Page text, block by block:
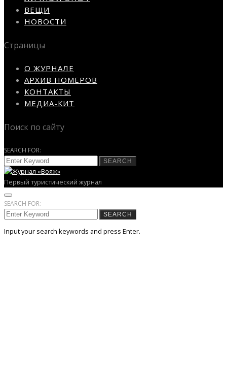
ВЕЩИ
НОВОСТИ
Страницы
О ЖУРНАЛЕ
АРХИВ НОМЕРОВ
КОНТАКТЫ
МЕДИА-КИТ
Поиск по сайту
SEARCH FOR:
SEARCH
Первый туристический журнал
SEARCH FOR:
SEARCH
Input your search keywords and press Enter.